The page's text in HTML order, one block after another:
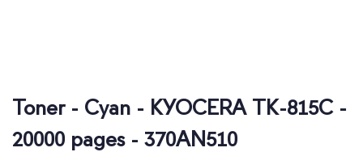
Toner - Cyan - KYOCERA TK-815C -
20000 pages - 370AN510